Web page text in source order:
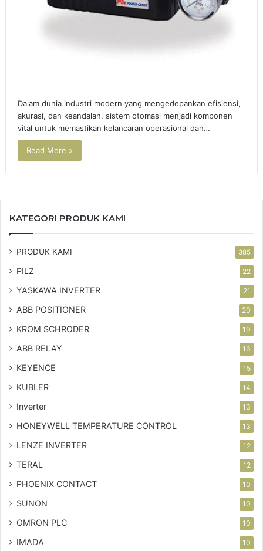
Dalam dunia industri modern yang mengedepankan efisiensi,
akurasi, dan keandalan, sistem otomasi menjadi komponen
vital untuk memastikan kelancaran operasional dan…
Read More »
KATEGORI PRODUK KAMI
PRODUK KAMI 385
PILZ 22
YASKAWA INVERTER 21
ABB POSITIONER 20
KROM SCHRODER 19
ABB RELAY 16
KEYENCE 15
KUBLER 14
Inverter 13
HONEYWELL TEMPERATURE CONTROL 13
LENZE INVERTER 12
TERAL 12
PHOENIX CONTACT 10
SUNON 10
OMRON PLC 10
IMADA 10